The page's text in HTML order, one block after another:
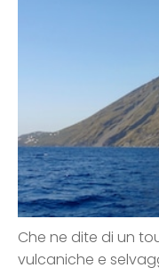
Che ne dite di un
vulcaniche e